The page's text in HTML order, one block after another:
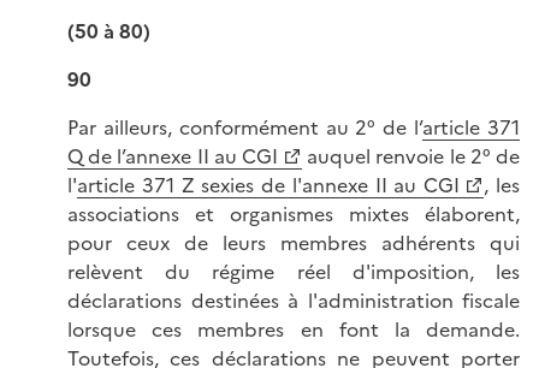
(50 à 80)
90
Par ailleurs, conformément au 2° de l’article 371
Q de l’annexe II au CGI
auquel renvoie le 2° de
l'article 371 Z sexies de l'annexe II au CGI
, les
associations et organismes mixtes élaborent,
pour ceux de leurs membres adhérents qui
relèvent du régime réel d'imposition, les
déclarations destinées à l'administration fiscale
lorsque ces membres en font la demande.
Toutefois, ces déclarations ne peuvent porter